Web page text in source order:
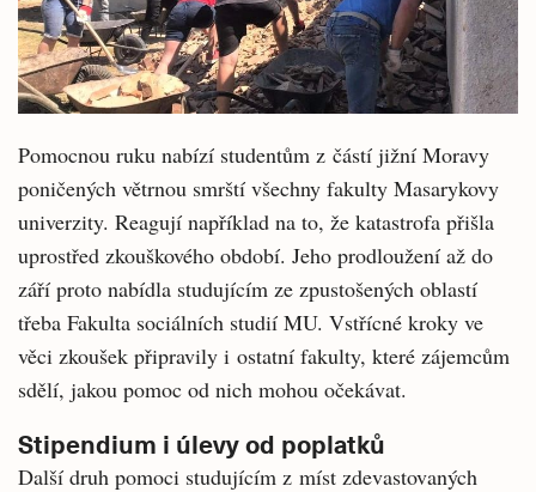
Pomocnou ruku nabízí studentům z částí jižní Moravy
poničených větrnou smrští všechny fakulty Masarykovy
univerzity. Reagují například na to, že katastrofa přišla
uprostřed zkouškového období. Jeho prodloužení až do
září proto nabídla studujícím ze zpustošených oblastí
třeba Fakulta sociálních studií MU. Vstřícné kroky ve
věci zkoušek připravily i ostatní fakulty, které zájemcům
sdělí, jakou pomoc od nich mohou očekávat.
Stipendium i úlevy od poplatků
Další druh pomoci studujícím z míst zdevastovaných